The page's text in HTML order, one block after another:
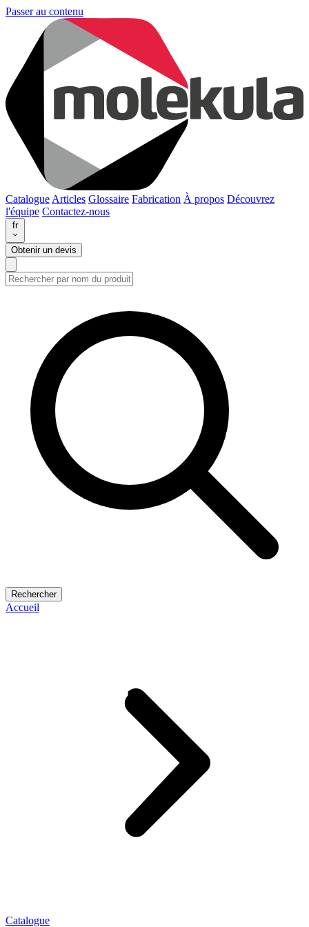
Passer au contenu
Catalogue Articles Glossaire Fabrication À propos Découvrez
l'équipe Contactez-nous
fr
Obtenir un devis
Rechercher
Accueil
Catalogue